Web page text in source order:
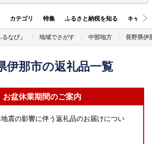
カテゴリ 特集 ふるさと納税を知る キャン
なび」 地域でさがす 中部地方 長野県伊
伊那市の返礼品一覧
お盆休業期間のご案内
震の影響に伴う返礼品のお届けについ